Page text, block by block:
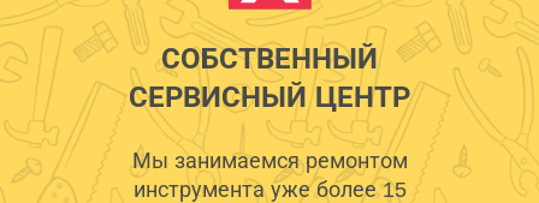
СОБСТВЕННЫЙ
СЕРВИСНЫЙ ЦЕНТР
Мы занимаемся ремонтом
инструмента уже более 15